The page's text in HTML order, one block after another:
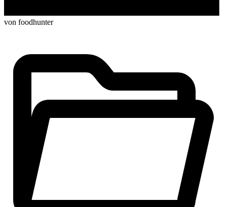
von foodhunter